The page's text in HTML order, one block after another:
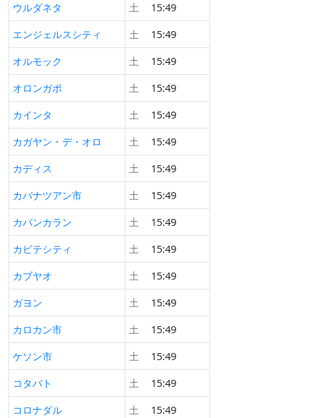
ウルダネタ
土
15:49
エンジェルスシティ
土
15:49
オルモック
土
15:49
オロンガポ
土
15:49
カインタ
土
15:49
カガヤン・デ・オロ
土
15:49
カディス
土
15:49
カバナツアン市
土
15:49
カバンカラン
土
15:49
カビテシティ
土
15:49
カブヤオ
土
15:49
ガヨン
土
15:49
カロカン市
土
15:49
ケソン市
土
15:49
コタバト
土
15:49
コロナダル
土
15:49